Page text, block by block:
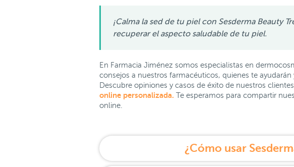
¡Calma la sed de tu piel con Sesderma Beauty
recuperar el aspecto saludable de tu piel.
En Farmacia Jiménez somos especialistas en
consejos a nuestros farmacéuticos, quienes te
Descubre opiniones y casos de éxito de nuestros
online personalizada. Te esperamos para compartir
online.
¿Cómo usar